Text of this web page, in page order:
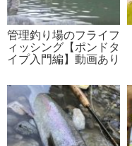
管理釣り場のフライフ
ィッシング【ポンドタ
イプ入門編】動画あり